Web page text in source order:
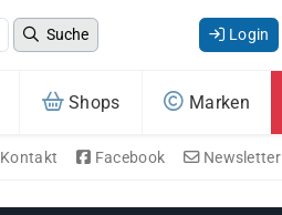
Suche Login
Shops Marken
Kontakt Facebook Newsletter